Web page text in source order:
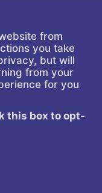
from
you take
but will
from your
for you
this box to opt-